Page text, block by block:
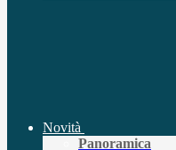
Novità
Panoramica